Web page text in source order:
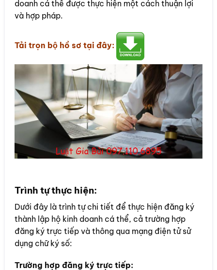
doanh cá thể được thực hiện một cách thuận lợi
và hợp pháp.
Tải trọn bộ hồ sơ tại đây:
Trình tự thực hiện:
Dưới đây là trình tự chi tiết để thực hiện đăng ký
thành lập hộ kinh doanh cá thể, cả trường hợp
đăng ký trực tiếp và thông qua mạng điện tử sử
dụng chữ ký số:
Trường hợp đăng ký trực tiếp: